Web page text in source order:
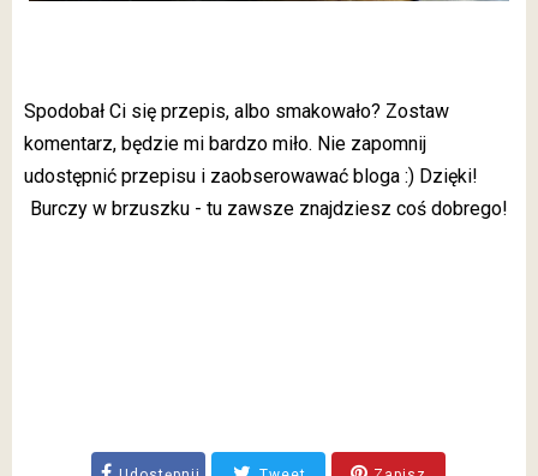
Spodobał Ci się przepis, albo smakowało? Zostaw
komentarz, będzie mi bardzo miło. Nie zapomnij
udostępnić przepisu i zaobserowawać bloga :) Dzięki!
Burczy w brzuszku - tu zawsze znajdziesz coś dobrego!